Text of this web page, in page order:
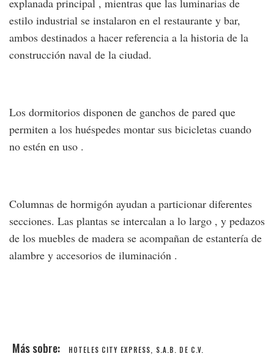
explanada principal , mientras que las luminarias de
estilo industrial se instalaron en el restaurante y bar,
ambos destinados a hacer referencia a la historia de la
construcción naval de la ciudad.
Los dormitorios disponen de ganchos de pared que
permiten a los huéspedes montar sus bicicletas cuando
no estén en uso .
Columnas de hormigón ayudan a particionar diferentes
secciones. Las plantas se intercalan a lo largo , y pedazos
de los muebles de madera se acompañan de estantería de
alambre y accesorios de iluminación .
HOTELES CITY EXPRESS, S.A.B. DE C.V.